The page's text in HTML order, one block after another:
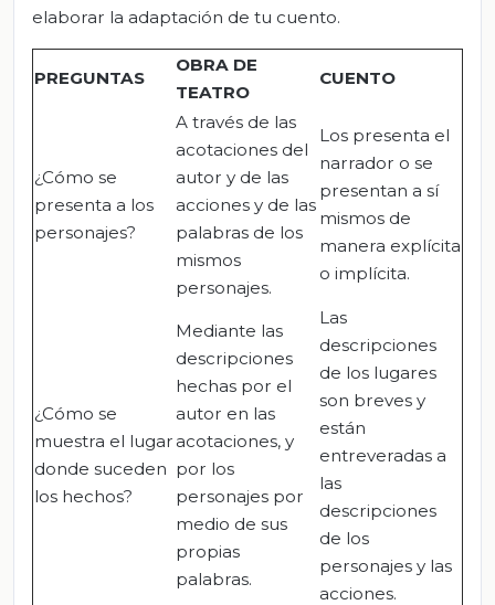
elaborar la adaptación de tu cuento.
PREGUNTAS
OBRA DE
TEATRO
CUENTO
¿Cómo se
presenta a los
personajes?
A través de las
acotaciones del
autor y de las
acciones y de las
palabras de los
mismos
personajes.
Los presenta el
narrador o se
presentan a sí
mismos de
manera explícita
o implícita.
¿Cómo se
muestra el lugar
donde suceden
los hechos?
Mediante las
descripciones
hechas por el
autor en las
acotaciones, y
por los
personajes por
medio de sus
propias
palabras.
Las
descripciones
de los lugares
son breves y
están
entreveradas a
las
descripciones
de los
personajes y las
acciones.